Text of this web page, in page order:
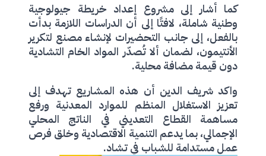
كما أشار إلى مشروع إعداد خريطة جيولوجية
وطنية شاملة، لافتًا إلى أن الدراسات اللازمة بدأت
بالفعل، إلى جانب التحضيرات لإنشاء مصنع لتكرير
الأنتيمون، لضمان ألا تُصدّر المواد الخام التشادية
دون قيمة مضافة محلية.
واكد شريف الدين أن هذه المشاريع تهدف إلى
تعزيز الاستغلال المنظم للموارد المعدنية ورفع
مساهمة القطاع التعديني في الناتج المحلي
الإجمالي، بما يدعم التنمية الاقتصادية وخلق فرص
عمل مستدامة للشباب في تشاد.